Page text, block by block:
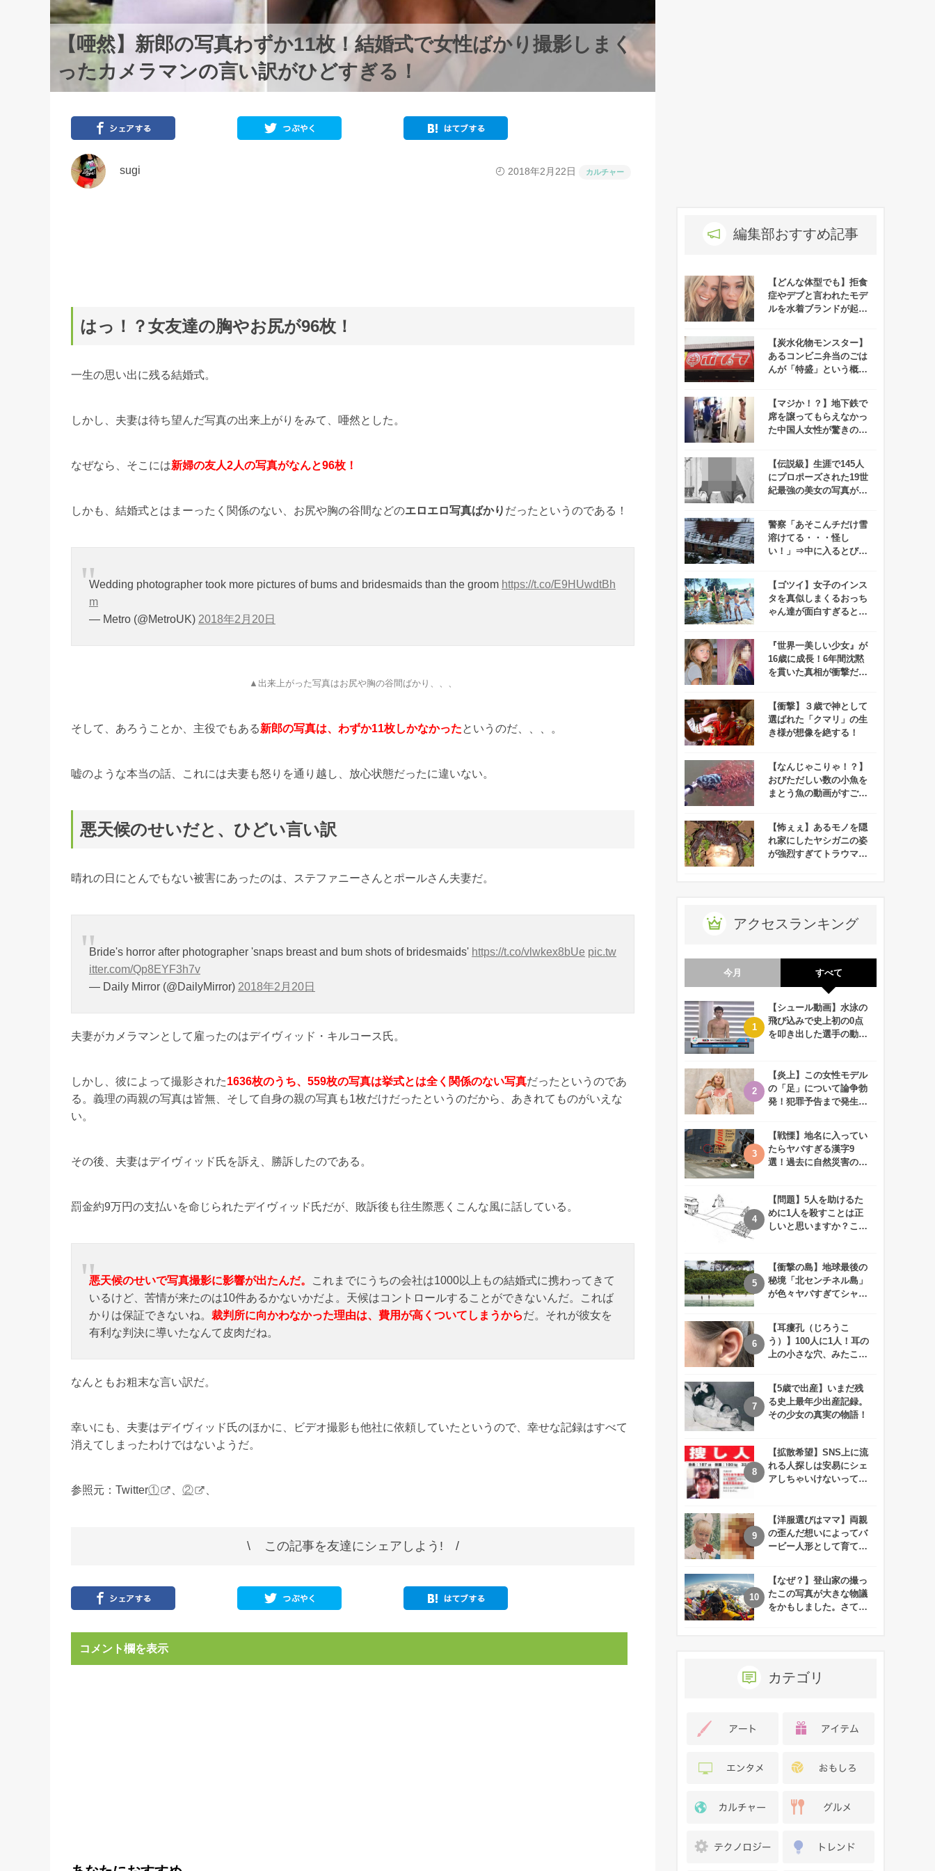
【唖然】新郎の写真わずか11枚！結婚式で女性ばかり撮影しまく
ったカメラマンの言い訳がひどすぎる！
sugi 2018年2月22日 カルチャー
はっ！？女友達の胸やお尻が96枚！
一生の思い出に残る結婚式。
しかし、夫妻は待ち望んだ写真の出来上がりをみて、唖然とした。
なぜなら、そこには新婦の友人2人の写真がなんと96枚！
しかも、結婚式とはまーったく関係のない、お尻や胸の谷間などのエロエロ写真ばかり だったというのである！
Wedding photographer took more pictures of bums and bridesmaids than the groom https://t.co/E9HUwdtBh
m
— Metro (@MetroUK) 2018年2月20日
▲出来上がった写真はお尻や胸の谷間ばかり、、、
そして、あろうことか、主役でもある新郎の写真は、わずか11枚しかなかったというのだ、、、。
嘘のような本当の話、これには夫妻も怒りを通り越し、放心状態だったに違いない。
悪天候のせいだと、ひどい言い訳
晴れの日にとんでもない被害にあったのは、ステファニーさんとポールさん夫妻だ。
Bride's horror after photographer 'snaps breast and bum shots of bridesmaids' https://t.co/vlwkex8bUe pic.tw
itter.com/Qp8EYF3h7v
— Daily Mirror (@DailyMirror) 2018年2月20日
夫妻がカメラマンとして雇ったのはデイヴィッド・キルコース氏。
しかし、彼によって撮影された1636枚のうち、559枚の写真は挙式とは全く関係のない写真だったというのであ
る。義理の両親の写真は皆無、そして自身の親の写真も1枚だけだったというのだから、あきれてものがいえな
い。
その後、夫妻はデイヴィッド氏を訴え、勝訴したのである。
罰金約9万円の支払いを命じられたデイヴィッド氏だが、敗訴後も往生際悪くこんな風に話している。
悪天候のせいで写真撮影に影響が出たんだ。
これまでにうちの会社は1000以上もの結婚式に携わってきて
いるけど、苦情が来たのは10件あるかないかだよ。天候はコントロールすることができないんだ。これば
かりは保証できないね。 裁判所に向かわなかった理由は、費用が高くついてしまうからだ。それが彼女を
有利な判決に導いたなんて皮肉だね。
なんともお粗末な言い訳だ。
幸いにも、夫妻はデイヴィッド氏のほかに、ビデオ撮影も他社に依頼していたというので、幸せな記録はすべて
消えてしまったわけではないようだ。
参照元：Twitter① 、②
この記事を友達にシェアしよう! /
コメント欄を表示
編集部おすすめ記事
【どんな体型でも】拒食
症やデブと言われたモデ
ルを水着ブランドが起
づけられる女性続出！
【炭水化物モンスター】
あるコンビニ弁当のごは
んが「特盛」という概念
に！
【マジか！？】地下鉄で
席を譲ってもらえなかっ
た中国人女性が驚きの行
【伝説級】生涯で145人
にプロポーズされた19世
紀最強の美女の写真が公
警察「あそこんチだけ雪
溶けてる・・・怪し
い！」⇒中に入るとびっ
【ゴツイ】女子のインス
タを真似しまくるおっち
ゃん達が面白すぎると話
『世界一美しい少女』が
16歳に成長！6年間沈黙
を貫いた真相が衝撃だっ
【衝撃】３歳で神として
選ばれた「クマリ」の生
き様が想像を絶する！
【なんじゃこりゃ！？】
おびただしい数の小魚を
まとう魚の動画がすご
【怖ぇぇ】あるモノを隠
れ家にしたヤシガニの姿
が強烈すぎてトラウマに
アクセスランキング
今月 すべて
【シュール動画】水泳の
飛び込みで史上初の0点
を叩き出した選手の動画
【炎上】この女性モデル
の「足」について論争勃
発！犯罪予告まで発生す
【戦慄】地名に入ってい
たらヤバすぎる漢字9
選！過去に自然災害の歴
【問題】5人を助けるた
めに1人を殺すことは正
しいと思いますか？この
【衝撃の島】地球最後の
秘境「北センチネル島」
が色々ヤバすぎてシャレ
【耳瘻孔（じろうこ
う）】100人に1人！耳の
上の小さな穴、みたこと
【5歳で出産】いまだ残
る史上最年少出産記録。
その少女の真実の物語！
【拡散希望】SNS上に流
れる人探しは安易にシェ
アしちゃいけないって知
【洋服選びはママ】両親
の歪んだ想いによってバ
ービー人形として育てら
【なぜ？】登山家の撮っ
たこの写真が大きな物議
をかもしました。さて、
カテゴリ